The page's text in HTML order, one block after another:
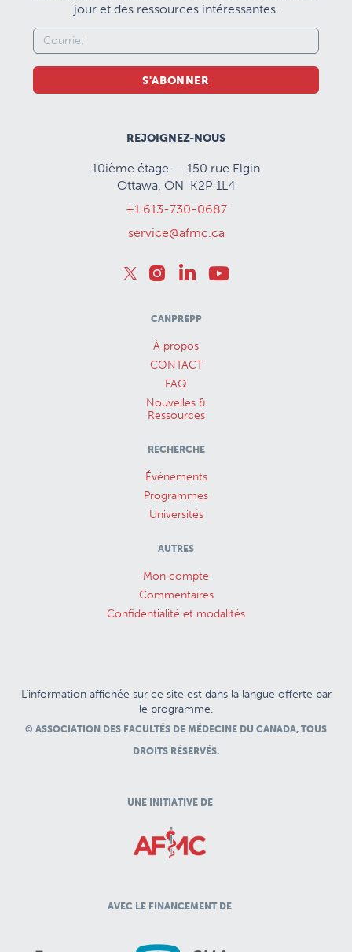
jour et des ressources intéressantes.
S'ABONNER
REJOIGNEZ-NOUS
10ième étage — 150 rue Elgin
Ottawa, ON K2P 1L4
+1 613-730-0687
service@afmc.ca
CANPREPP
À propos
CONTACT
FAQ
Nouvelles &
Ressources
RECHERCHE
Événements
Programmes
Universités
AUTRES
Mon compte
Commentaires
Confidentialité et modalités
L’information affichée sur ce site est dans la langue offerte par
le programme.
© ASSOCIATION DES FACULTÉS DE MÉDECINE DU CANADA, TOUS
DROITS RÉSERVÉS.
UNE INITIATIVE DE
AVEC LE FINANCEMENT DE